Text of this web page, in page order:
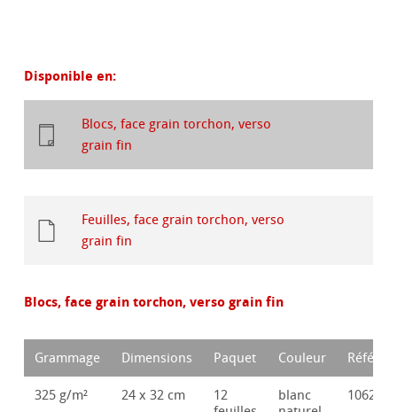
Disponible en:
Blocs, face grain torchon, verso
grain fin
Feuilles, face grain torchon, verso
grain fin
Blocs, face grain torchon, verso grain fin
Grammage Dimensions Paquet Couleur
325 g/m² 24 x 32 cm
12
blanc